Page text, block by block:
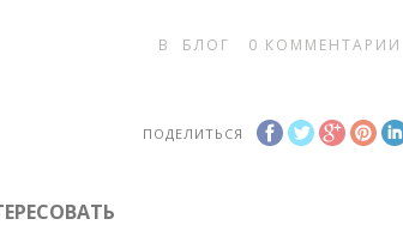
В БЛОГ 0 КОММЕНТАРИИ
ПОДЕЛИТЬСЯ